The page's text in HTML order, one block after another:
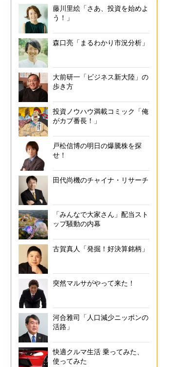
藤川里絵「さあ、投資を始めよ
う！」
森口亮「まるわかり市況分析」
大前研一「ビジネス新大陸」の
歩き方
投資ノウハウ満載コミック「俺
がカブ番長！」
戸松信博の明日の爆騰株を探
せ！
田代尚機のチャイナ・リサーチ
「みんなで大家さん」配当スト
ップ騒動の内幕
古賀真人「発掘！好決算銘柄」
突然マルサがやって来た！
河合雅司「人口減少ニッポンの
活路」
快適クルマ生活 乗ってみた、
使ってみた